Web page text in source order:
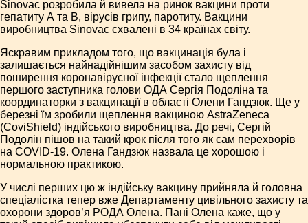
Sinovac розробила й вивела на ринок вакцини проти
гепатиту А та В, вірусів грипу, паротиту. Вакцини
виробництва Sinovac схвалені в 34 країнах світу.
Яскравим прикладом того, що вакцинація була і
залишається найнадійнішим засобом захисту від
поширення коронавірусної інфекції стало щеплення
першого заступника голови ОДА Сергія Подоліна та
координаторки з вакцинації в області Олени Гандзюк. Ще у
березні їм зробили щеплення вакциною AstraZeneca
(CoviShield) індійського виробництва. До речі, Сергій
Подолін пішов на такий крок після того як сам перехворів
на COVID-19. Олена Гандзюк назвала це хорошою і
нормальною практикою.
У числі перших цю ж індійську вакцину прийняла й головна
спеціалістка тепер вже Департаменту цивільного захисту та
охорони здоров’я РОДА Олена. Пані Олена каже, що у